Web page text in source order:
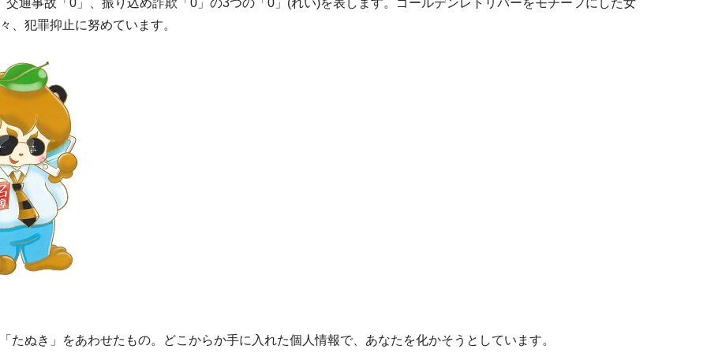
交通事故「0」、振り込め詐欺「0」の3つの「0」(れい)を表します。ゴールデンレトリバーをモチーフにした女
、犯罪抑止に努めています。
たぬき」をあわせたもの。どこからか手に入れた個人情報で、あなたを化かそうとしています。